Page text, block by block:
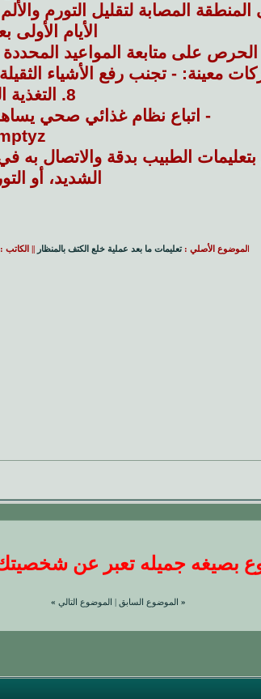
الأيام الأولى
8. التغذية السليمة:
- اتباع نظام غذائي صحي
بتعليمات الطبيب بدقة والاتصال
الشديد، أو
لموضوع الأصلي :تعليمات ما بعد عملية خلع الكتف بالمنظار || الكاتب :
جميله تعبر عن شخصيتك
« الموضوع السابق الموضوع التالي »